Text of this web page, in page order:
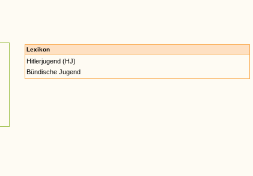
Lexikon
Hitlerjugend (HJ)
Bündische Jugend